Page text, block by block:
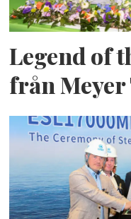
Legend of
från